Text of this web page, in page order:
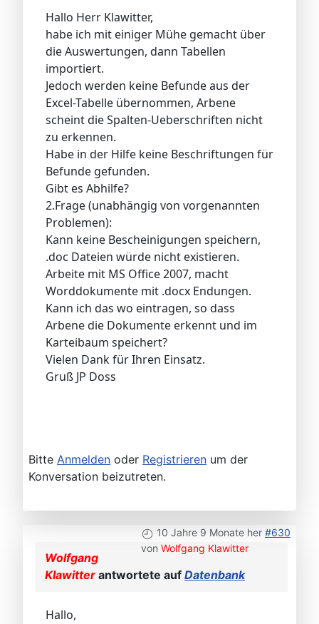
Hallo Herr Klawitter,
habe ich mit einiger Mühe gemacht über
die Auswertungen, dann Tabellen
importiert.
Jedoch werden keine Befunde aus der
Excel-Tabelle übernommen, Arbene
scheint die Spalten-Ueberschriften nicht
zu erkennen.
Habe in der Hilfe keine Beschriftungen für
Befunde gefunden.
Gibt es Abhilfe?
2.Frage (unabhängig von vorgenannten
Problemen):
Kann keine Bescheinigungen speichern,
.doc Dateien würde nicht existieren.
Arbeite mit MS Office 2007, macht
Worddokumente mit .docx Endungen.
Kann ich das wo eintragen, so dass
Arbene die Dokumente erkennt und im
Karteibaum speichert?
Vielen Dank für Ihren Einsatz.
Gruß JP Doss
Bitte Anmelden oder Registrieren um der
Konversation beizutreten.
10 Jahre 9 Monate her #630
von Wolfgang Klawitter
Wolfgang
Klawitter antwortete auf Datenbank
Hallo,